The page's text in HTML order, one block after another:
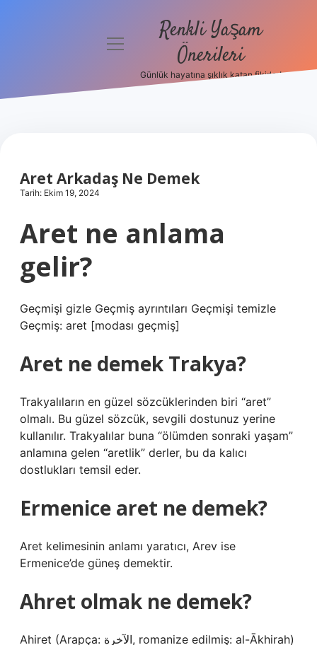
menüyü
Renkli Yaşam
Önerileri
Günlük hayatına şıklık katan fikirler!
Aret Arkadaş Ne Demek
Tarih: Ekim 19, 2024
Aret ne anlama
gelir?
Geçmişi gizle Geçmiş ayrıntıları Geçmişi temizle
Geçmiş: aret [modası geçmiş]
Aret ne demek Trakya?
Trakyalıların en güzel sözcüklerinden biri “aret”
olmalı. Bu güzel sözcük, sevgili dostunuz yerine
kullanılır. Trakyalılar buna “ölümden sonraki yaşam”
anlamına gelen “aretlik” derler, bu da kalıcı
dostlukları temsil eder.
Ermenice aret ne demek?
Aret kelimesinin anlamı yaratıcı, Arev ise
Ermenice’de güneş demektir.
Ahret olmak ne demek?
Ahiret (Arapça: الآخرة‎, romanize edilmiş: al-Ākhirah)